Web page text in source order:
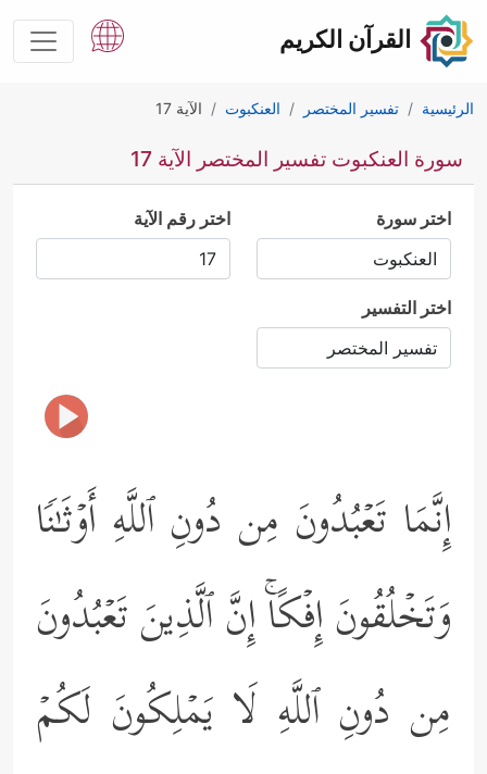
القرآن الكريم
الرئيسية تفسير المختصر العنكبوت الآية 17
سورة العنكبوت تفسير المختصر الآية 17
اختر سورة اختر رقم الآية
اختر التفسير
إِنَّمَا تَعۡبُدُونَ مِن دُونِ ٱللَّهِ أَوۡثَـٰنࣰا
وَتَخۡلُقُونَ إِفۡكًاۚ إِنَّ ٱلَّذِینَ تَعۡبُدُونَ
مِن دُونِ ٱللَّهِ لَا یَمۡلِكُونَ لَكُمۡ